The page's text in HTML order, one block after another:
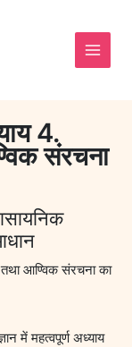
4.
संरचना
तथा आण्विक संरचना का
में महत्वपूर्ण अध्याय